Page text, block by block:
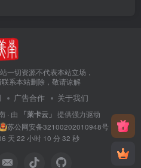
一切资源不代表本站立场，
系本站删除，敬请谅解
广告合作 关于我们
· 由 「莱卡云」 提供强力驱动
苏公网安备32100202010948号
天 22 小时 10 分 33 秒